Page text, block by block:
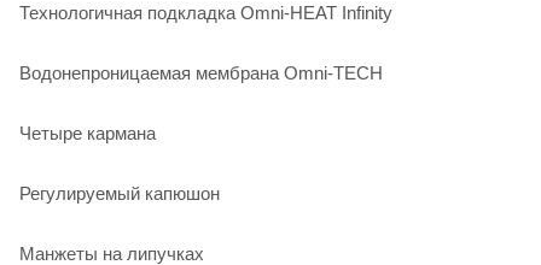
Технологичная подкладка Omni-HEAT Infinity
Водонепроницаемая мембрана Omni-TECH
Четыре кармана
Регулируемый капюшон
Манжеты на липучках